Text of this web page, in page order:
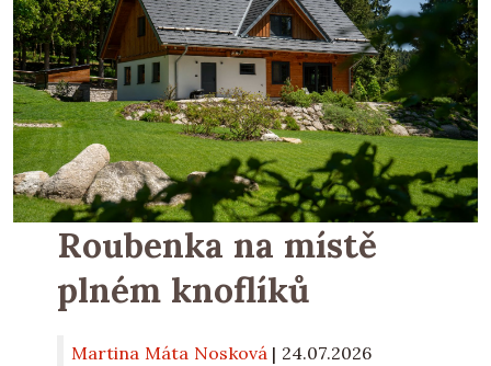
Roubenka na místě
plném knoflíků
Martina Máta Nosková | 24.07.2026